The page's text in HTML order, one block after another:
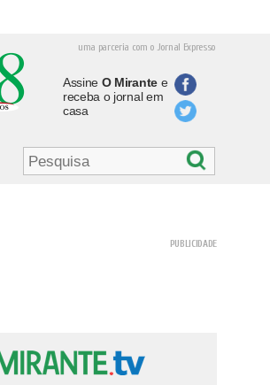
uma parceria com o Jornal Expresso
Assine O Mirantee
receba o jornal em
casa